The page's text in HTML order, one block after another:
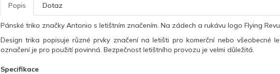
Popis Dotaz
Pánské triko značky Antonio s letištním značením. Na zádech a rukávu logo Flying
Design trika popisuje různé prvky značení na letišti pro komerční nebo všeobecné
označení je pro použití povinná. Bezpečnost letištního provozu je velmi důležitá.
Specifikace